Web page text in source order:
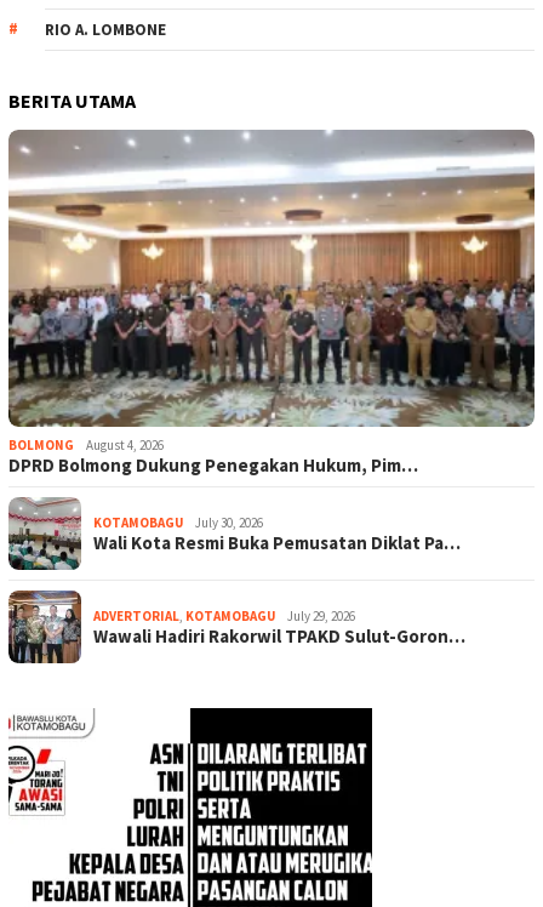
RIO A. LOMBONE
BERITA UTAMA
BOLMONG August 4, 2026
DPRD Bolmong Dukung Penegakan Hukum, Pim…
KOTAMOBAGU July 30, 2026
Wali Kota Resmi Buka Pemusatan Diklat Pa…
ADVERTORIAL, KOTAMOBAGU July 29, 2026
Wawali Hadiri Rakorwil TPAKD Sulut-Goron…